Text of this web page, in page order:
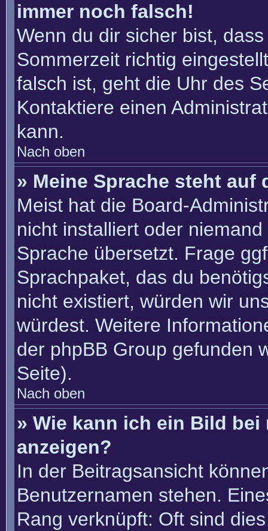
immer noch falsch!
Wenn du dir sicher bist,
Sommerzeit richtig
falsch ist, geht die Uhr des
Kontaktiere einen
kann.
Nach oben
» Meine Sprache steht
Meist hat die Board-
nicht installiert oder
Sprache übersetzt. Frage
Sprachpaket, das du
nicht existiert, würden wir
würdest. Weitere
der phpBB Group gefunden
Seite).
Nach oben
» Wie kann ich ein Bild bei
anzeigen?
In der Beitragsansicht
Benutzernamen stehen.
Rang verknüpft: Oft sind